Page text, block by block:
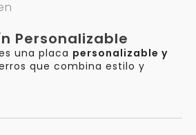
Personalizable
una placa personalizable y
que combina estilo y